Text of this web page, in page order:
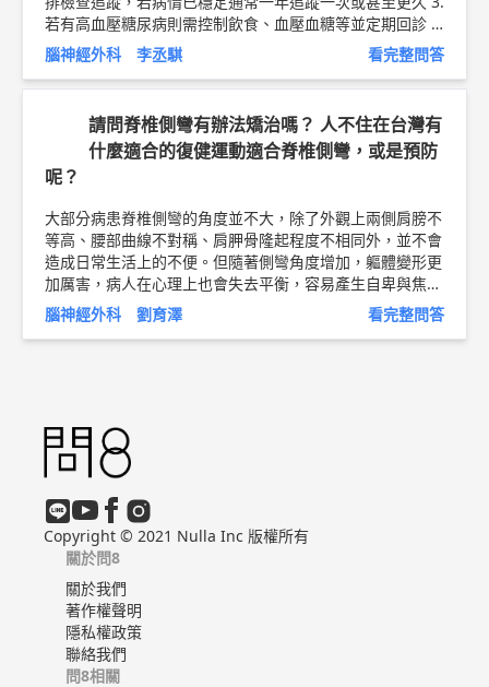
蹤，醫師較能完整地了解症狀的變化而作出較準確的評估診
斷。 以上純係觀念交流，一切以醫師實際看診為準。 林口
長庚紀念醫院 急重症神經外科 主治醫師 劉育澤 醫師簡介
►http://bit.ly/2MiiMUn坐骨神經痛衛教文章 ►http://bi
若有高血壓糖尿病則需控制飲食、血壓血糖等並定期回診 4.
避免熬夜或食用刺激性食物及來路不明的藥品 5. 戒煙戒酒
檳榔 6. 多運動，即使是走路散步快走都可 以上純係觀念交
流，一切以醫師實際看診為準。 林口長庚紀念醫院 神經外
科 助理教授 李丞騏 醫師簡介 ►http://bit.ly/2Ln4b9F
腦神經外科 李丞騏 看完整問答
請問脊椎側彎有辦法矯治嗎？ 人不住在台灣有
什麼適合的復健運動適合脊椎側彎，或是預防
呢？
大部分病患脊椎側彎的角度並不大，除了外觀上兩側肩膀不
等高、腰部曲線不對稱、肩胛骨隆起程度不相同外，並不會
造成日常生活上的不便。但隨著側彎角度增加，軀體變形更
加厲害，病人在心理上也會失去平衡，容易產生自卑與焦
慮，同時脊椎相關組織如肌肉、韌帶與椎間盤的互動會失去
平衡，若未適當調養與治療，就會有容易疲勞與腰酸背痛的
痛，那麼和所有背痛病患一樣，必須養成規律的生活作息與
適度的運動，平時注意工作姿勢，戒除不當的生活習慣如抽
煙等，才能避免症狀復發。當症狀較厲害時，應積極尋求醫
療協助，除了消炎藥物與肌肉鬆弛劑外，物理治療也有不錯
的效果。對脊椎側彎有幫忙的運動包括肌肉柔軟度訓練與拉
筋體操、脊椎反轉運動、腹背部肌肉力量強化訓練等。 針
對脊椎變形部分，當彎曲角度在二十度以下，且近年來無明
顯惡化時，僅需觀察及定期追蹤即可。成長中的小孩側彎在
二十度到四十度之間，或最近追蹤有明顯惡化時，則需考慮
使用背架治療，防止其惡化。背架的種類繁多，各有其治療
上的優缺點與適應症，方式主要是透過骨盆與肋骨施力，間
接達到矯正脊椎的目的。過去的背架，因為製作品質較為粗
腦神經外科 劉育澤 看完整問答
Copyright © 2021 Nulla Inc 版權所有
關於問8
關於我們
著作權聲明
隱私權政策
聯絡我們
問8相關